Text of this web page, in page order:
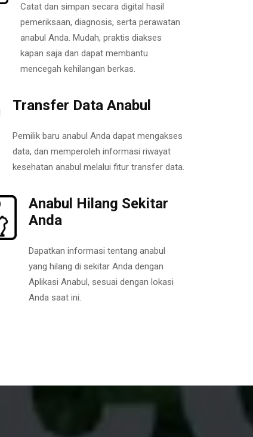
Catat dan simpan secara digital hasil
pemeriksaan, diagnosis, serta perawatan
anabul Anda. Mudah, praktis diakses
kapan saja dan dapat membantu
mencegah kehilangan berkas.
Transfer Data Anabul
Pemilik baru anabul Anda dapat mengakses
data, dan memperoleh informasi riwayat
kesehatan anabul melalui fitur transfer data.
Anabul Hilang Sekitar
Anda
Dapatkan informasi tentang anabul
yang hilang di sekitar Anda dengan
Aplikasi Anabul, sesuai dengan lokasi
Anda saat ini.